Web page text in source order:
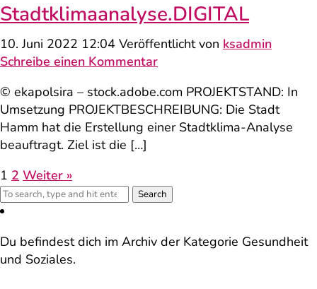
Stadtklima­analyse.DIGITAL
10. Juni 2022 12:04 Veröffentlicht von ksadmin
Schreibe einen Kommentar
© ekapolsira – stock.adobe.com PROJEKTSTAND: In
Umsetzung PROJEKTBESCHREIBUNG: Die Stadt
Hamm hat die Erstellung einer Stadtklima-Analyse
beauftragt. Ziel ist die […]
1 2 Weiter »
Search
Du befindest dich im Archiv der Kategorie Gesundheit
und Soziales.